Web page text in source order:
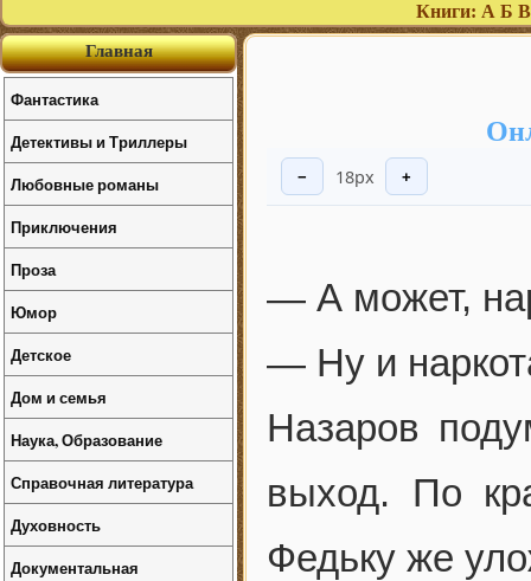
Книги: А Б В
− 18px +
— А может,
— Ну и
Назаров
выход. По
Федьку же
Главная
Фантастика
Детективы и Триллеры
Любовные романы
Приключения
Проза
Юмор
Детское
Дом и семья
Наука, Образование
Справочная литература
Духовность
Документальная